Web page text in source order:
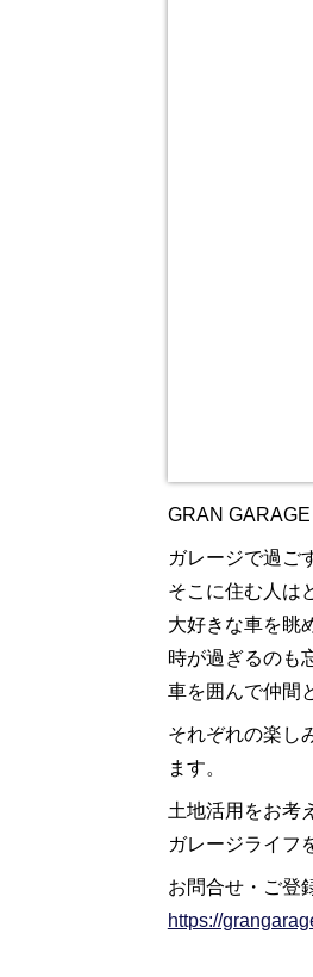
GRAN GARAGE
ガレージで過ご
そこに住む人は
大好きな車を眺
時が過ぎるのも
車を囲んで仲間
それぞれの楽し
ます。
土地活用をお考
ガレージライフ
お問合せ・ご登
https://